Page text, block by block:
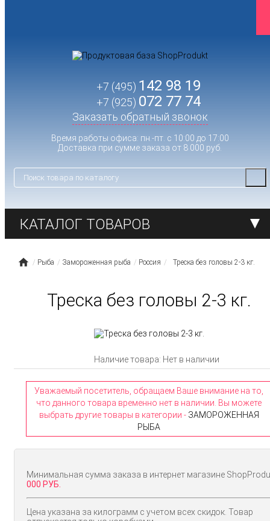
+7 (495) 142 98 19
+7 (925) 072 77 74
Заказать обратный звонок
Время работы офиса: пн.-пт. с 10:00 до 17:00
Доставка при сумме заказа от 8 000 руб.
КАТАЛОГ ТОВАРОВ
Рыба Замороженная рыба Россия Треска без головы 2-3 кг.
Треска без головы 2-3 кг.
Наличие товара: Нет в наличии
Уважаемый посетитель, обращаем Ваше внимание на то,
что данного товара временно нет в наличии. Вы можете
выбрать другие товары в категории - ЗАМОРОЖЕННАЯ
РЫБА
Минимальная сумма заказа в интернет магазине
000 РУБ.
Цена указана за килограмм с учетом всех скидок. Товар